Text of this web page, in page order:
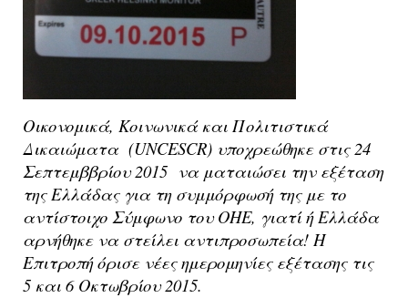
Οικονομικά, Κοινωνικά και Πολιτιστικά
Δικαιώματα (UNCESCR) υποχρεώθηκε στις 24
Σεπτεμββρίου 2015 να ματαιώσει την εξέταση
της Ελλάδας για τη συμμόρφωσή της με το
αντίστοιχο Σύμφωνο του ΟΗΕ, γιατί ή Ελλάδα
αρνήθηκε να στείλει αντιπροσωπεία! Η
Επιτροπή όρισε νέες ημερομηνίες εξέτασης τις
5 και 6 Οκτωβρίου 2015.